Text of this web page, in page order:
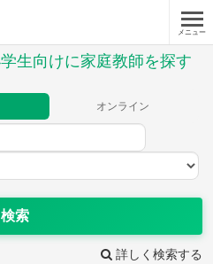
メニュー
生向けに家庭教師を探す
オンライン
検索
詳しく検索する